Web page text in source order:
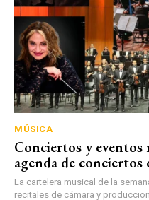
MÚSICA
Conciertos y eventos
agenda de
La cartelera musical de la
recitales de cámara y